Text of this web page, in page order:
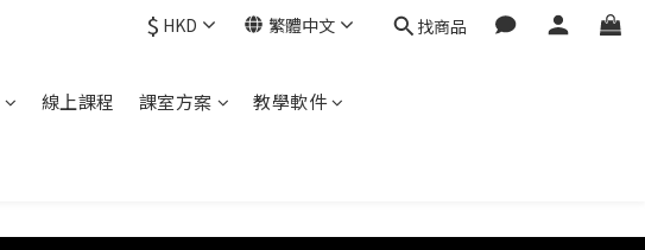
$ HKD 繁體中文 找商品
線上課程 課室方案
教學軟件